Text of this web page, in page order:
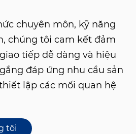
chuyên môn, kỹ năng
chúng tôi cam kết đảm
tiếp dễ dàng và hiệu
đáp ứng nhu cầu sản
lập các mối quan hệ
tôi